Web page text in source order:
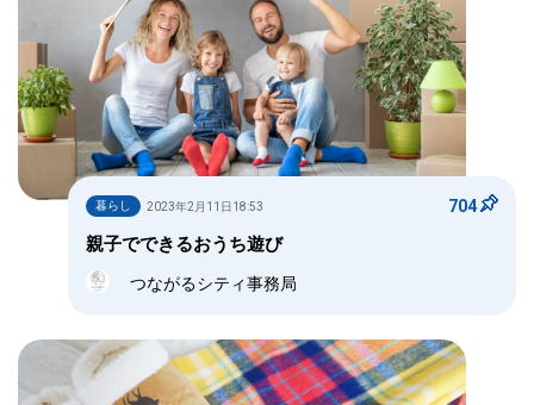
暮らし 2023年2月11日18:53 704
親子でできるおうち遊び
つながるシティ事務局